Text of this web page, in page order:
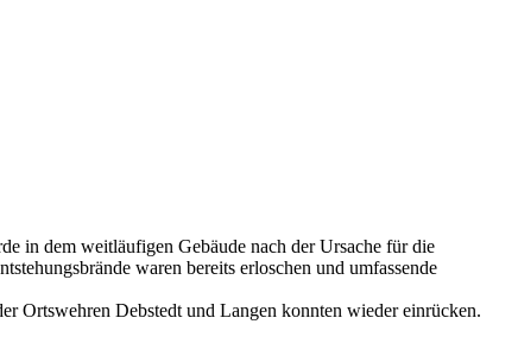
in dem weitläufigen Gebäude nach der Ursache für die
waren bereits erloschen und umfassende
Ortswehren Debstedt und Langen konnten wieder einrücken.